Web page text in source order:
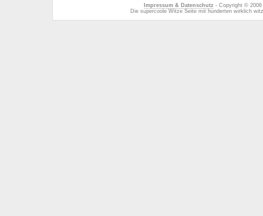
Impressum & Datenschutz - Copyright ©
Die supercoole Witze Seite mit hunderten wirklich